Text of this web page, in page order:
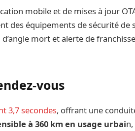
mobile et de mises à jour
des équipements de sécurité de
mort et alerte de
vous
3,7 secondes, offrant une
à 360 km en usage urbai